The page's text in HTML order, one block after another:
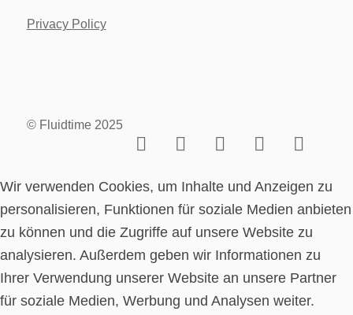
Privacy Policy
© Fluidtime 2025
Wir verwenden Cookies, um Inhalte und Anzeigen zu
personalisieren, Funktionen für soziale Medien anbieten
zu können und die Zugriffe auf unsere Website zu
analysieren. Außerdem geben wir Informationen zu
Ihrer Verwendung unserer Website an unsere Partner
für soziale Medien, Werbung und Analysen weiter.